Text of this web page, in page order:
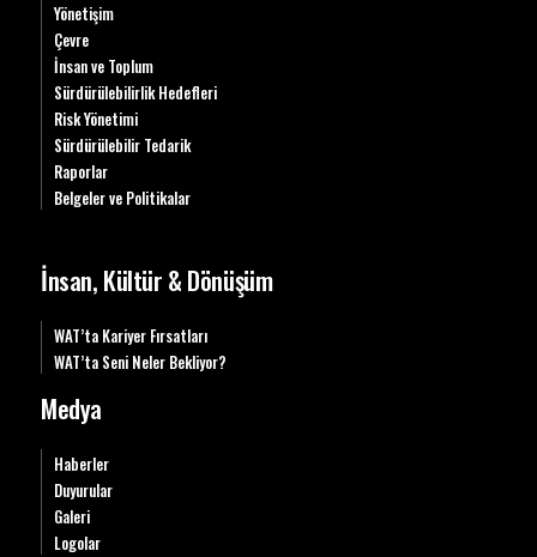
Yönetişim
Çevre
İnsan ve Toplum
Sürdürülebilirlik Hedefleri
Risk Yönetimi
Sürdürülebilir Tedarik
Raporlar
Belgeler ve Politikalar
İnsan, Kültür & Dönüşüm
WAT’ta Kariyer Fırsatları
WAT’ta Seni Neler Bekliyor?
Medya
Haberler
Duyurular
Galeri
Logolar